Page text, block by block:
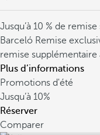
Jusqu’à 10 % de
Barceló Remise
remise
Plus d’informations
Promotions d'été
Jusqu’à 10%
Réserver
Comparer